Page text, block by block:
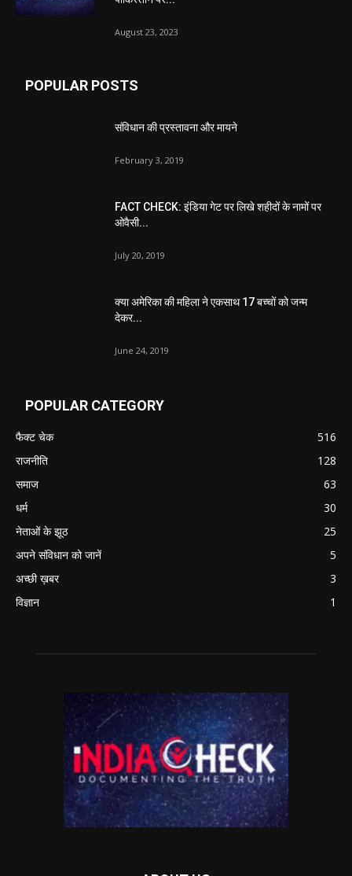
August 23, 2023
POPULAR POSTS
संविधान की प्रस्तावना और मायने
February 3, 2019
FACT CHECK: इंडिया गेट पर लिखे शहीदों के नामों पर
ओवैसी...
July 20, 2019
क्या अमेरिका की महिला ने एकसाथ 17 बच्चों को जन्म
देकर...
June 24, 2019
POPULAR CATEGORY
फैक्ट चेक
516
राजनीति
128
समाज
63
धर्म
30
नेताओं के झूठ
25
अपने संविधान को जानें
5
अच्छी ख़बर
3
विज्ञान
1